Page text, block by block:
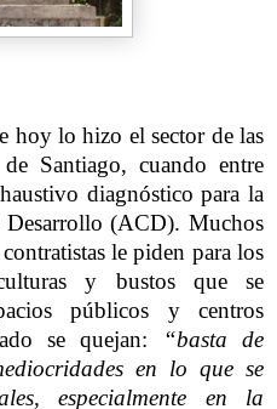
hoy lo hizo el sector de las
Santiago, cuando entre
diagnóstico para la
(ACD). Muchos
le piden para los
y bustos que se
públicos y centros
se quejan:
“basta de
en lo que se
especialmente en la